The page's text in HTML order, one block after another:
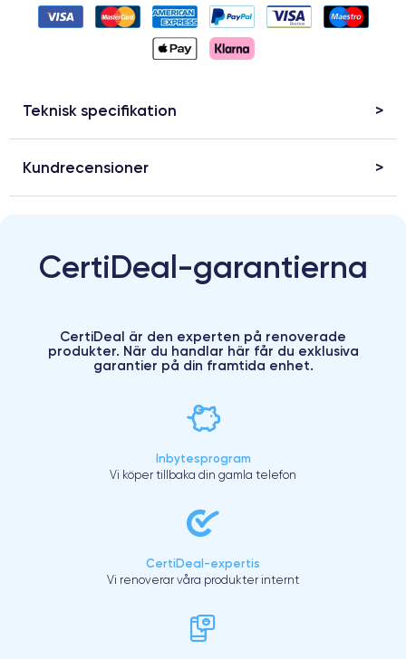
Teknisk specifikation
Kundrecensioner
CertiDeal-garantierna
CertiDeal är den experten på renoverade
produkter. När du handlar här får du exklusiva
garantier på din framtida enhet.
Inbytesprogram
Vi köper tillbaka din gamla telefon
CertiDeal-expertis
Vi renoverar våra produkter internt